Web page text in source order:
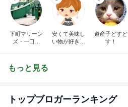
下町マリーン
ズ・一口馬
そば
安くて美味し
い物が好き☆
道産子どすど
す！
もっと見る
トップブロガーランキング